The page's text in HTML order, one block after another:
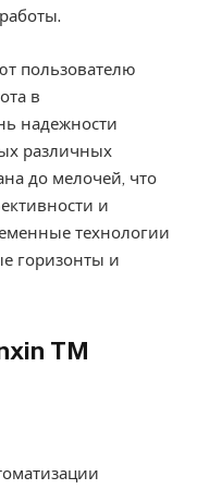
пользователю
в
надежности
различных
до мелочей, что
и
технологии
горизонты и
TM